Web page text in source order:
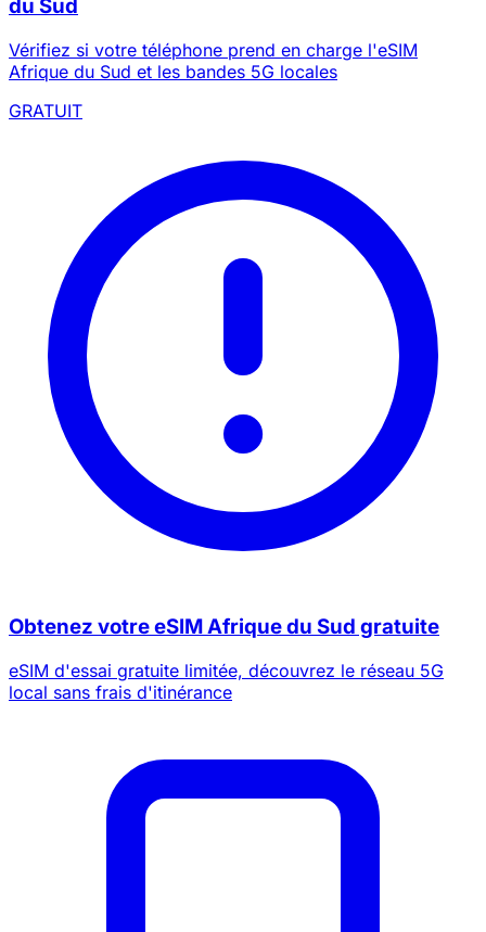
du Sud
Vérifiez si votre téléphone prend en charge l'eSIM
Afrique du Sud et les bandes 5G locales
GRATUIT
Obtenez votre eSIM Afrique du Sud gratuite
eSIM d'essai gratuite limitée, découvrez le réseau 5G
local sans frais d'itinérance
Réclamé aujourd’hui
729
Restant(s)
5